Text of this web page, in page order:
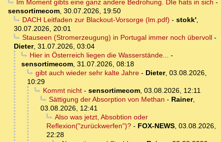
Im Moment gibts eine ganz andere Bedrohung. DIe hats in sich -
sensortimecom, 30.07.2026, 19:50
DACH Leitfaden zur Blackout-Vorsorge (lm.pdf) - stokk',
30.07.2026, 20:01
Stauseen (Stromerzeugung) in Portugal immer noch übervoll-
Dieter, 31.07.2026, 03:04
Hier in Österreich liegen die Wasserstände... -
sensortimecom, 31.07.2026, 08:18
gibt auch wieder sehr kalte Jahre- Dieter, 03.08.2026,
10:29
Kommt nicht- sensortimecom, 03.08.2026, 12:11
Sättigung der Absorption von Methan - Rainer,
03.08.2026, 12:41
Also was jetzt, Absobtion oder
Reflexion("zurückwerfen")? - FOX-NEWS, 03.08.2026,
22:28